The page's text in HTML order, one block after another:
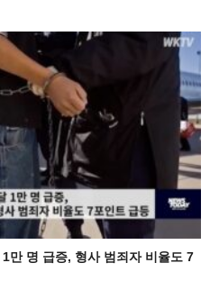
만 명 급증, 형사 범죄자 비율도 7